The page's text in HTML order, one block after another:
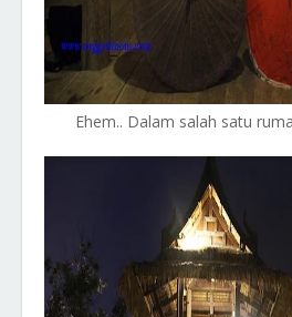
Ehem.. Dalam salah satu